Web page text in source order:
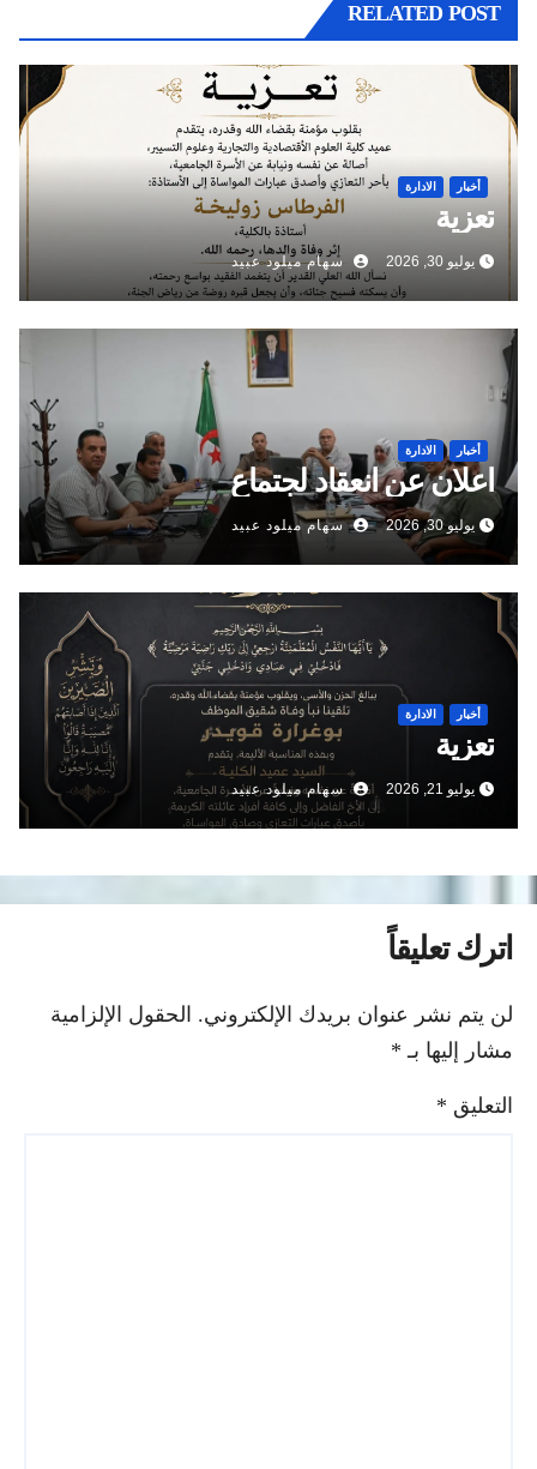
RELATED POST
أخبار الادارة
تعزية
يوليو 30, 2026 سهام ميلود عبيد
أخبار الادارة
اعلان عن انعقاد لجتماع
يوليو 30, 2026 سهام ميلود عبيد
أخبار الادارة
تعزية
يوليو 21, 2026 سهام ميلود عبيد
اترك تعليقاً
لن يتم نشر عنوان بريدك الإلكتروني. الحقول الإلزامية
مشار إليها بـ *
التعليق*